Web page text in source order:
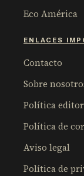
Eco América
ENLACES
Contacto
Sobre
Política
Política de
Aviso legal
Política de